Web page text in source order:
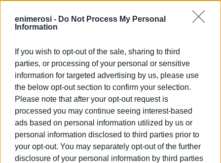
enimerosi - Do Not Process My Personal
Information
If you wish to opt-out of the sale, sharing to third
parties, or processing of your personal or sensitive
information for targeted advertising by us, please use
the below opt-out section to confirm your selection.
Please note that after your opt-out request is
processed you may continue seeing interest-based
ads based on personal information utilized by us or
personal information disclosed to third parties prior to
your opt-out. You may separately opt-out of the further
disclosure of your personal information by third parties
Το αίτημα προγραμματισμού του ραντεβού μπορεί να
επαναπρογραμματιστεί ή να ακυρωθεί ή να υποβληθεί
προγραμματισμένου ραντεβού.
Σε διάφορα διαστήματα πριν την έναρξη του
προγραμματισμένου ραντεβού ο ενδιαφερόμενος
λαμβάνει από την πλατφόρμα μήνυμα υπενθύμισης στο
email που έχει δηλώσει.
Αξίζει να σημειωθεί ότι ειδικά για την περίπτωση
απώλειας ή κλοπής του Αστυνομικού Δελτίου
Ταυτότητας ο πολίτης θα πρέπει να επικοινωνήσει
(τηλεφωνικώς ή με email) με την αρμόδια Αρχή Έκδοσης
και να ζητήσει τον προγραμματισμό ραντεβού για την